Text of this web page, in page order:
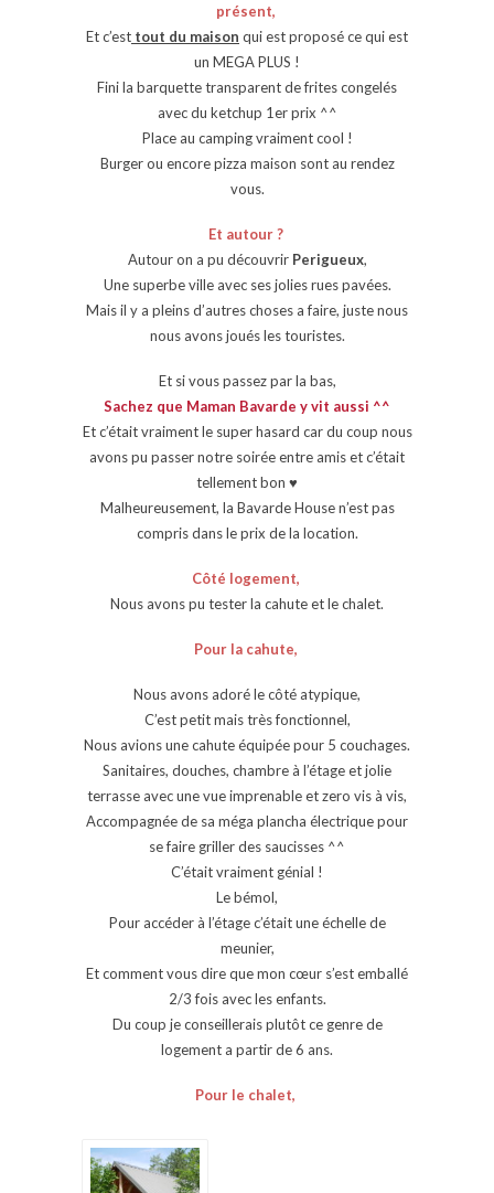
présent,
Et c’est tout du maison qui est proposé ce qui est
un MEGA PLUS !
Fini la barquette transparent de frites congelés
avec du ketchup 1er prix ^^
Place au camping vraiment cool !
Burger ou encore pizza maison sont au rendez
vous.
Et autour ?
Autour on a pu découvrir Perigueux,
Une superbe ville avec ses jolies rues pavées.
Mais il y a pleins d’autres choses a faire, juste nous
nous avons joués les touristes.
Et si vous passez par la bas,
Sachez que Maman Bavarde y vit aussi ^^
Et c’était vraiment le super hasard car du coup nous
avons pu passer notre soirée entre amis et c’était
tellement bon ♥
Malheureusement, la Bavarde House n’est pas
compris dans le prix de la location.
Côté logement,
Nous avons pu tester la cahute et le chalet.
Pour la cahute,
Nous avons adoré le côté atypique,
C’est petit mais très fonctionnel,
Nous avions une cahute équipée pour 5 couchages.
Sanitaires, douches, chambre à l’étage et jolie
terrasse avec une vue imprenable et zero vis à vis,
Accompagnée de sa méga plancha électrique pour
se faire griller des saucisses ^^
C’était vraiment génial !
Le bémol,
Pour accéder à l’étage c’était une échelle de
meunier,
Et comment vous dire que mon cœur s’est emballé
2/3 fois avec les enfants.
Du coup je conseillerais plutôt ce genre de
logement a partir de 6 ans.
Pour le chalet,